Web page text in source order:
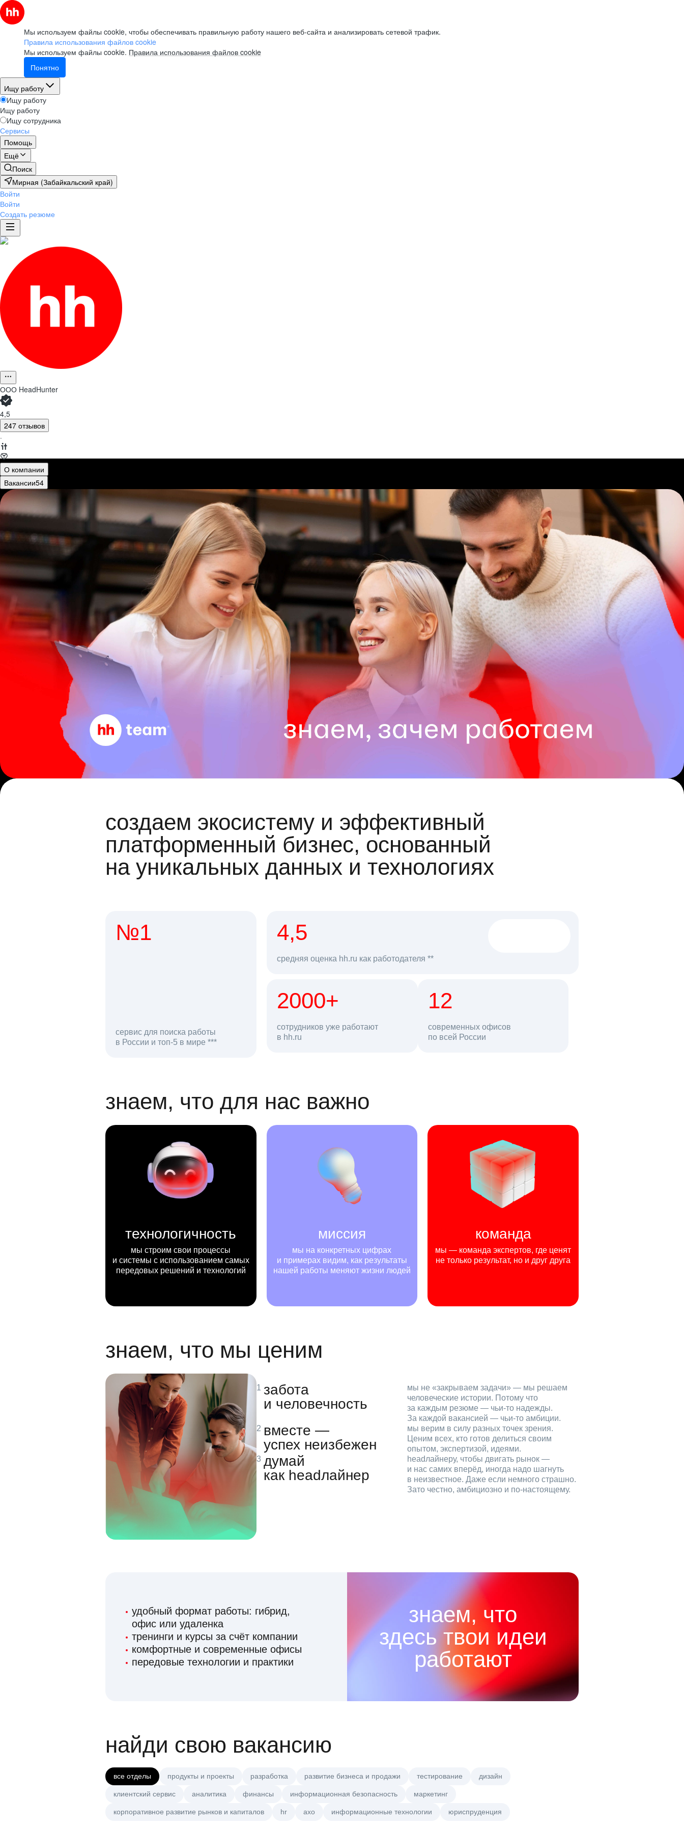
Мы используем файлы cookie, чтобы обеспечивать правильную работу нашего веб-сайта и анализировать сетевой трафик.
Правила использования файлов cookie
Мы используем файлы cookie. Правила использования файлов cookie
Понятно
Ищу работу
Ищу работу
Ищу работу
Ищу сотрудника
Сервисы
Помощь
Ещё
Поиск
Мирная (Забайкальский край)
Войти
Войти
Создать резюме
ООО HeadHunter
4,5
247 отзывов
·
О компании
Вакансии54
создаем экосистему и эффективный
платформенный бизнес, основанный
на уникальных данных и технологиях
№1
сервис для поиска работы
в России и топ-5 в мире ***
откликов на вакансии
4,5
средняя оценка hh.ru как работодателя **
2000+
сотрудников уже работают
в hh.ru
68 млн 12
современных офисов
по всей Россиипользователей в день
знаем, что для нас важно
технологичность
мы строим свои процессы
и системы с использованием самых
передовых решений и технологий
миссия
мы на конкретных цифрах
и примерах видим, как результаты
нашей работы меняют жизни людей
команда
мы — команда экспертов, где ценят
не только результат, но и друг друга
знаем, что мы ценим
забота
и человечность
мы не «закрываем задачи» — мы решаем
человеческие истории. Потому что
за каждым резюме — чьи‑то надежды.
За каждой вакансией — чьи‑то амбиции.
вместе —
успех неизбежен
мы верим в силу разных точек зрения.
Ценим всех, кто готов делиться своим
опытом, экспертизой, идеями.
думай
как headлайнер
headлайнеру, чтобы двигать рынок —
и нас самих вперёд, иногда надо шагнуть
в неизвестное. Даже если немного страшно.
Зато честно, амбициозно и по‑настоящему.
удобный формат работы: гибрид,
офис или удаленка
тренинги и курсы за счёт компании
комфортные и современные офисы
передовые технологии и практики
знаем, что
здесь твои идеи
работают
найди свою вакансию
все отделы продукты и проекты разработка развитие бизнеса и продажи тестирование дизайн
клиентский сервис аналитика финансы информационная безопасность маркетинг
корпоративное развитие рынков и капиталов hr axo информационные технологии юриспруденция